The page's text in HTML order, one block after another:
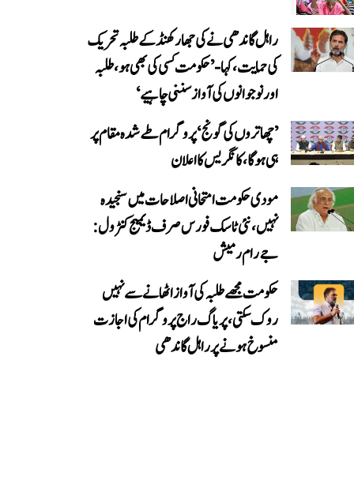
راہل گاندھی نے کی جھارکھنڈ کے طلبہ تحریک
کی حمایت، کہا- ’حکومت کسی کی بھی ہو، طلبہ
اور نوجوانوں کی آواز سننی چاہیے‘
’چھاتروں کی گونج‘ پروگرام طے شدہ مقام پر
ہی ہوگا، کانگریس کا اعلان
مودی حکومت امتحانی اصلاحات میں سنجیدہ
نہیں، نئی ٹاسک فورس صرف ڈیمیج کنٹرول:
جے رام رمیش
حکومت مجھے طلبہ کی آواز اٹھانے سے نہیں
روک سکتی، پریاگ راج پروگرام کی اجازت
منسوخ ہونے پر راہل گاندھی